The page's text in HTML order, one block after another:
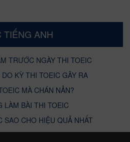
TIẾNG ANH
TRƯỚC NGÀY THI TOEIC
KỲ THI TOEIC GÂY RA
MÀ CHÁN NẢN?
LÀM BÀI THI TOEIC
SAO CHO HIỆU QUẢ NHẤT